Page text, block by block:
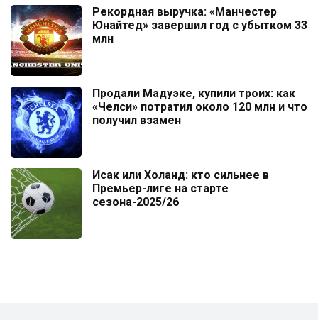
Рекордная выручка: «Манчестер
Юнайтед» завершил год с убытком 33
млн
Продали Мадуэке, купили троих: как
«Челси» потратил около 120 млн и что
получил взамен
Исак или Холанд: кто сильнее в
Премьер-лиге на старте
сезона-2025/26